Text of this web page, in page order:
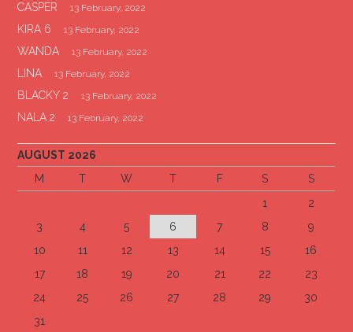
CASPER 13 February, 2022
KIRA 6 13 February, 2022
WANDA 13 February, 2022
LINA 13 February, 2022
BLACKY 2 13 February, 2022
NALA 2 13 February, 2022
AUGUST 2026
M
T W T F S
S
1
2
3
4 5 6 7 8
9
10
11 12 13 14 15
16
17
18 19 20 21 22
23
24
25 26 27 28 29
30
31